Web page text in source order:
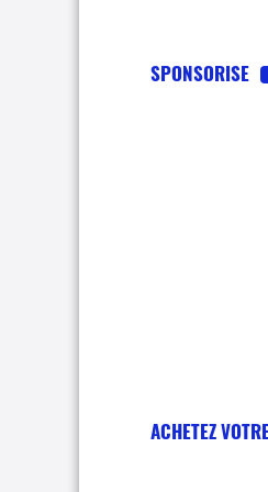
SPONSORISE
ACHETEZ